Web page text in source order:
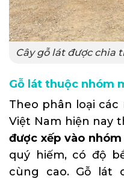
Cây gỗ lát được chia
Gỗ lát thuộc nhóm
Theo phân loại các
Việt Nam hiện nay
được xếp vào
quý hiếm, có độ
cùng cao. Gỗ lát